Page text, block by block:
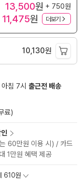
13,500원 + 750원
11,475원 더보기
10,130원
침 7시 출근전 배송
료)
60만원 이용 시) / 카드
1만원 혜택 제공
610원